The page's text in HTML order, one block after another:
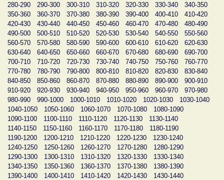
280-290
290-300 300-310 310-320 320-330 330-340
340-350
350-360
360-370 370-380 380-390 390-400 400-410
410-420
420-430
430-440 440-450 450-460 460-470 470-480
480-490
490-500
500-510 510-520 520-530 530-540 540-550
550-560
560-570
570-580 580-590 590-600 600-610 610-620
620-630
630-640
640-650 650-660 660-670 670-680 680-690
690-700
700-710
710-720 720-730 730-740 740-750 750-760
760-770
770-780
780-790 790-800 800-810 810-820 820-830
830-840
840-850
850-860 860-870 870-880 880-890 890-900
900-910
910-920
920-930 930-940 940-950 950-960 960-970
970-980
980-990
990-1000 1000-1010 1010-1020 1020-1030
1030-1040
1040-1050
1050-1060 1060-1070 1070-1080
1080-1090
1090-1100
1100-1110 1110-1120 1120-1130
1130-1140
1140-1150
1150-1160 1160-1170 1170-1180
1180-1190
1190-1200
1200-1210 1210-1220 1220-1230
1230-1240
1240-1250
1250-1260 1260-1270 1270-1280
1280-1290
1290-1300
1300-1310 1310-1320 1320-1330
1330-1340
1340-1350
1350-1360 1360-1370 1370-1380
1380-1390
1390-1400
1400-1410 1410-1420 1420-1430
1430-1440